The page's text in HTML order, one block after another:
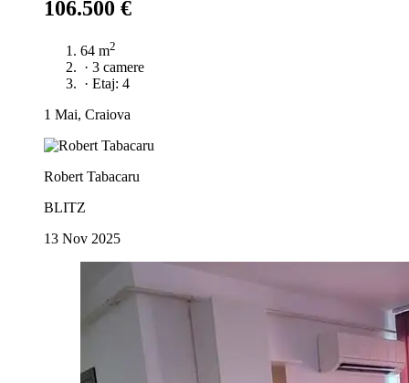
106.500 €
64 m2
· 3 camere
· Etaj: 4
1 Mai, Craiova
Robert Tabacaru
BLITZ
13 Nov 2025